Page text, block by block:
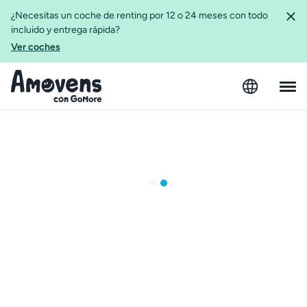
¿Necesitas un coche de renting por 12 o 24 meses con todo
incluido y entrega rápida?
Ver coches